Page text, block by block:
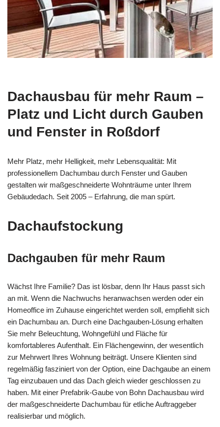
Dachausbau für mehr Raum –
Platz und Licht durch Gauben
und Fenster in Roßdorf
Mehr Platz, mehr Helligkeit, mehr Lebensqualität: Mit
professionellem Dachumbau durch Fenster und Gauben
gestalten wir maßgeschneiderte Wohnträume unter Ihrem
Gebäudedach. Seit 2005 – Erfahrung, die man spürt.
Dachaufstockung
Dachgauben für mehr Raum
Wächst Ihre Familie? Das ist lösbar, denn Ihr Haus passt sich
an mit. Wenn die Nachwuchs heranwachsen werden oder ein
Homeoffice im Zuhause eingerichtet werden soll, empfiehlt sich
ein Dachumbau an. Durch eine Dachgauben-Lösung erhalten
Sie mehr Beleuchtung, Wohngefühl und Fläche für
komfortableres Aufenthalt. Ein Flächengewinn, der wesentlich
zur Mehrwert Ihres Wohnung beiträgt. Unsere Klienten sind
regelmäßig fasziniert von der Option, eine Dachgaube an einem
Tag einzubauen und das Dach gleich wieder geschlossen zu
haben. Mit einer Prefabrik-Gaube von Bohn Dachausbau wird
der maßgeschneiderte Dachumbau für etliche Auftraggeber
realisierbar und möglich.